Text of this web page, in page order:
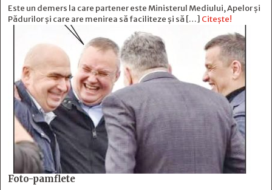
Este un demers la care partener este Ministerul Mediului, Apelor și
Pădurilor și care are menirea să faciliteze și să […] Citește!
Foto-pamflete